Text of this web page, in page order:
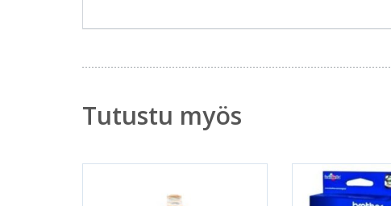
Tutustu myös